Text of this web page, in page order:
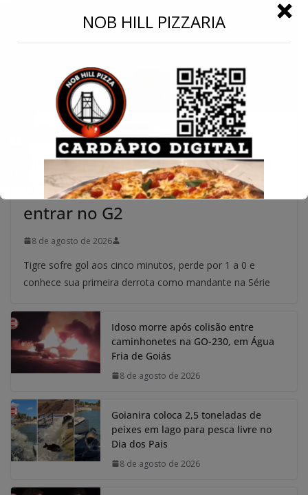
NOTÍCIAS
Vila Nova perde para o Sport no
OBA e deixa escapar chance de
entrar no G2
8 de agosto de 2026
Tigre sofre gol aos cinco minutos, perde por 1 a 0 e
conhece sua primeira derrota como mandante na Série
Idoso morre após colisão entre
caminhonetes na GO-230, em Água
Fria de Goiás
8 de agosto de 2026
Goianira coloca 2,5 toneladas de
peixes em lago para pesca livre no
Dia dos Pais
8 de agosto de 2026
NOB HILL PIZZARIA